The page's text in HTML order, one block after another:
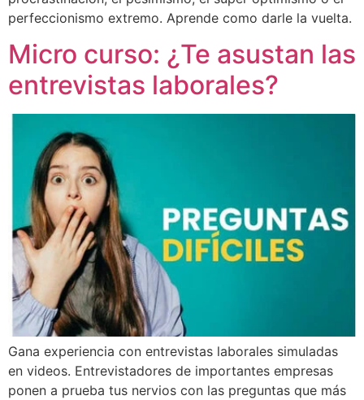
perfeccionismo extremo. Aprende como darle la vuelta.
Micro curso: ¿Te asustan las
entrevistas laborales?
Gana experiencia con entrevistas laborales simuladas
en videos. Entrevistadores de importantes empresas
ponen a prueba tus nervios con las preguntas que más